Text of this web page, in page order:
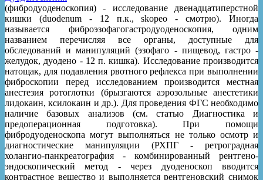
(фибродуоденоскопия) - исследование двенадцатиперстной
кишки (duodenum - 12 п.к., skopeo - смотрю). Иногда
называется фиброэзофагогастродуоденоскопия, одним
названием перечисляя все органы, доступные для
обследований и манипуляций (эзофаго - пищевод, гастро -
желудок, дуодено - 12 п. кишка). Исследование производится
натощак, для подавления рвотного рефлекса при выполнении
фиброскопии перед исследованием производится местная
анестезия ротоглотки (брызгаются аэрозольные анестетики
лидокаин, ксилокаин и др.). Для проведения ФГС необходимо
наличие базовых анализов (см. статью Диагностика и
предоперационная подготовка). При помощи
фибродуоденоскопа могут выполняться не только осмотр и
диагностические манипуляции (РХПГ - ретроградная
холангио-панкреатография - комбинированный рентгено-
эндоскопический метод - через дуоденоскоп вводится
контрастное вещество и выполняется рентгеновский снимок